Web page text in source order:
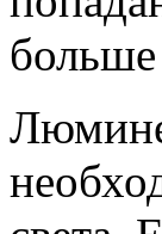
больше